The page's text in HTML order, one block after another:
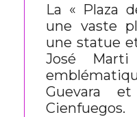
La « Plaza
une vaste
une statue
José
Guevara
Cienfuegos.